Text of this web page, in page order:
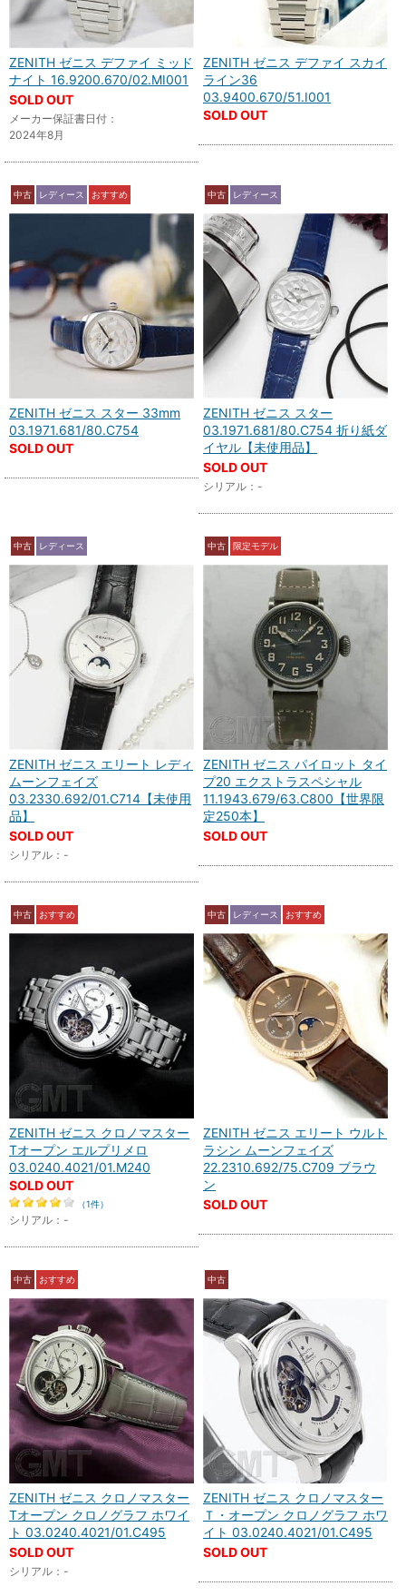
ZENITH ゼニス デファイ ミッド
ナイト 16.9200.670/02.MI001
SOLD OUT
メーカー保証書日付：
2024年8月
ZENITH ゼニス デファイ スカイ
ライン36
03.9400.670/51.I001
SOLD OUT
中古 レディース おすすめ
ZENITH ゼニス スター 33mm
03.1971.681/80.C754
SOLD OUT
中古 レディース
ZENITH ゼニス スター
03.1971.681/80.C754 折り紙ダ
イヤル【未使用品】
SOLD OUT
シリアル：-
中古 レディース
ZENITH ゼニス エリート レディ
ムーンフェイズ
03.2330.692/01.C714【未使用
品】
SOLD OUT
シリアル：-
中古 限定モデル
ZENITH ゼニス パイロット タイ
プ20 エクストラスペシャル
11.1943.679/63.C800【世界限
定250本】
SOLD OUT
中古 おすすめ
ZENITH ゼニス クロノマスター
Tオープン エルプリメロ
03.0240.4021/01.M240
SOLD OUT
（1件）
シリアル：-
中古 レディース おすすめ
ZENITH ゼニス エリート ウルト
ラシン ムーンフェイズ
22.2310.692/75.C709 ブラウ
ン
SOLD OUT
中古 おすすめ
ZENITH ゼニス クロノマスター
Tオープン クロノグラフ ホワイ
ト 03.0240.4021/01.C495
SOLD OUT
シリアル：-
中古
ZENITH ゼニス クロノマスター
Ｔ・オープン クロノグラフ ホワ
イト 03.0240.4021/01.C495
SOLD OUT